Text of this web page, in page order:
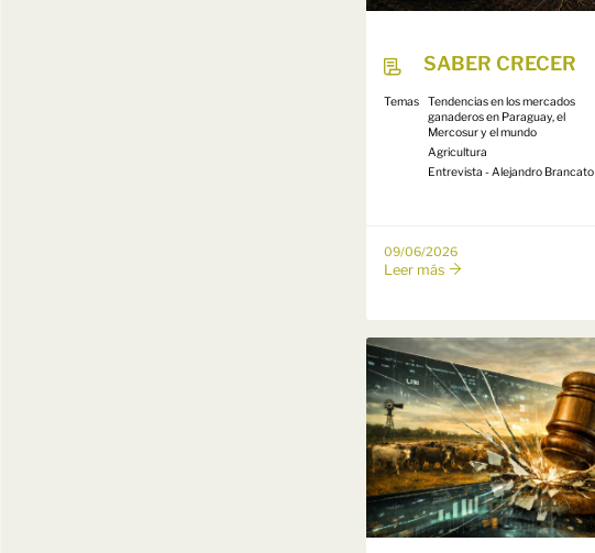
SABER CRECER
Temas
Tendencias en los mercados
ganaderos en Paraguay, el
Mercosur y el mundo
Agricultura
Entrevista - Alejandro Brancato
09/06/2026
Leer más